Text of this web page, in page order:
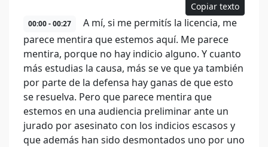
Copiar texto
00:00 - 00:27
A mí, si me permitís la licencia, me
parece mentira que estemos aquí. Me parece
mentira, porque no hay indicio alguno. Y cuanto
más estudias la causa, más se ve que ya también
por parte de la defensa hay ganas de que esto
se resuelva. Pero que parece mentira que
estemos en una audiencia preliminar ante un
jurado por asesinato con los indicios escasos y
que además han sido desmontados uno por uno